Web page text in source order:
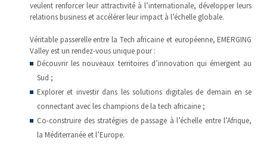
veulent renforcer leur attractivité à l’internationale, développer leurs
relations business et accélérer leur impact à l’échelle globale.
Véritable passerelle entre la Tech africaine et européenne, EMERGING
Valley est un rendez-vous unique pour :
Découvrir les nouveaux territoires d’innovation qui émergent au
Sud ;
Explorer et investir dans les solutions digitales de demain en se
connectant avec les champions de la tech africaine ;
Co-construire des stratégies de passage à l’échelle entre l’Afrique,
la Méditerranée et l’Europe.